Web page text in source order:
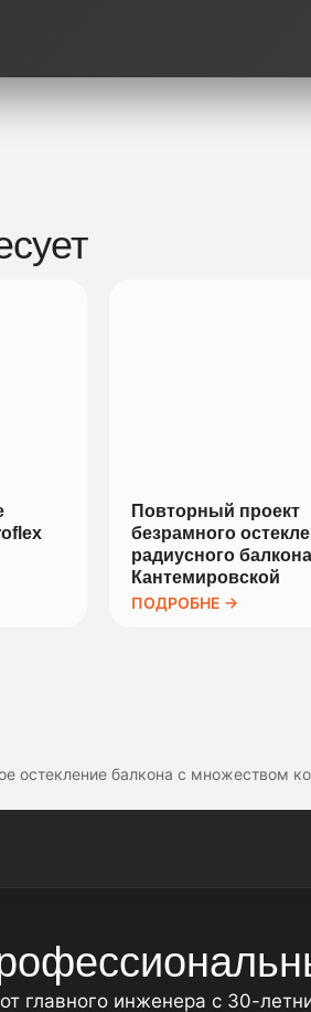
Повторный проект
безрамного
радиусного
Кантемировской
ПОДРОБНЕ →
остекление балкона с множеством
главного инженера с 30-